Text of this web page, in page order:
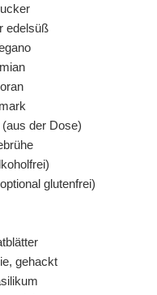
edelsüß
der Dose)
glutenfrei)
gehackt